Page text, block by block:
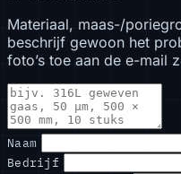
Materiaal, maas-/
beschrijf gewoon het
foto’s toe aan de e-mail
Naam
Bedrijf